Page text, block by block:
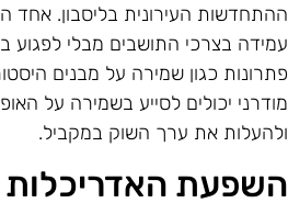
העירונית בליסבון. אחד
בצרכי התושבים מבלי לפגוע
כגון שמירה על מבנים
יכולים לסייע בשמירה על
את ערך השוק במקביל.